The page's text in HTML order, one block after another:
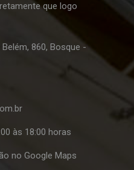
que logo
860, Bosque -
às 18:00 horas
no Google Maps